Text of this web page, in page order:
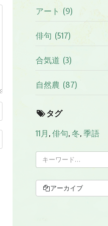
アート (9)
俳句 (517)
合気道 (3)
自然農 (87)
タグ
11月,俳句,冬,季語
アーカイブ